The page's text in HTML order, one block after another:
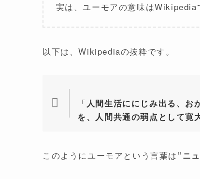
実は、ユーモアの意味はWikipedia
以下は、Wikipediaの抜粋です。
「 人間生活ににじみ出る、お
を、人間共通の弱点として寛
このようにユーモアという言葉は”ニ